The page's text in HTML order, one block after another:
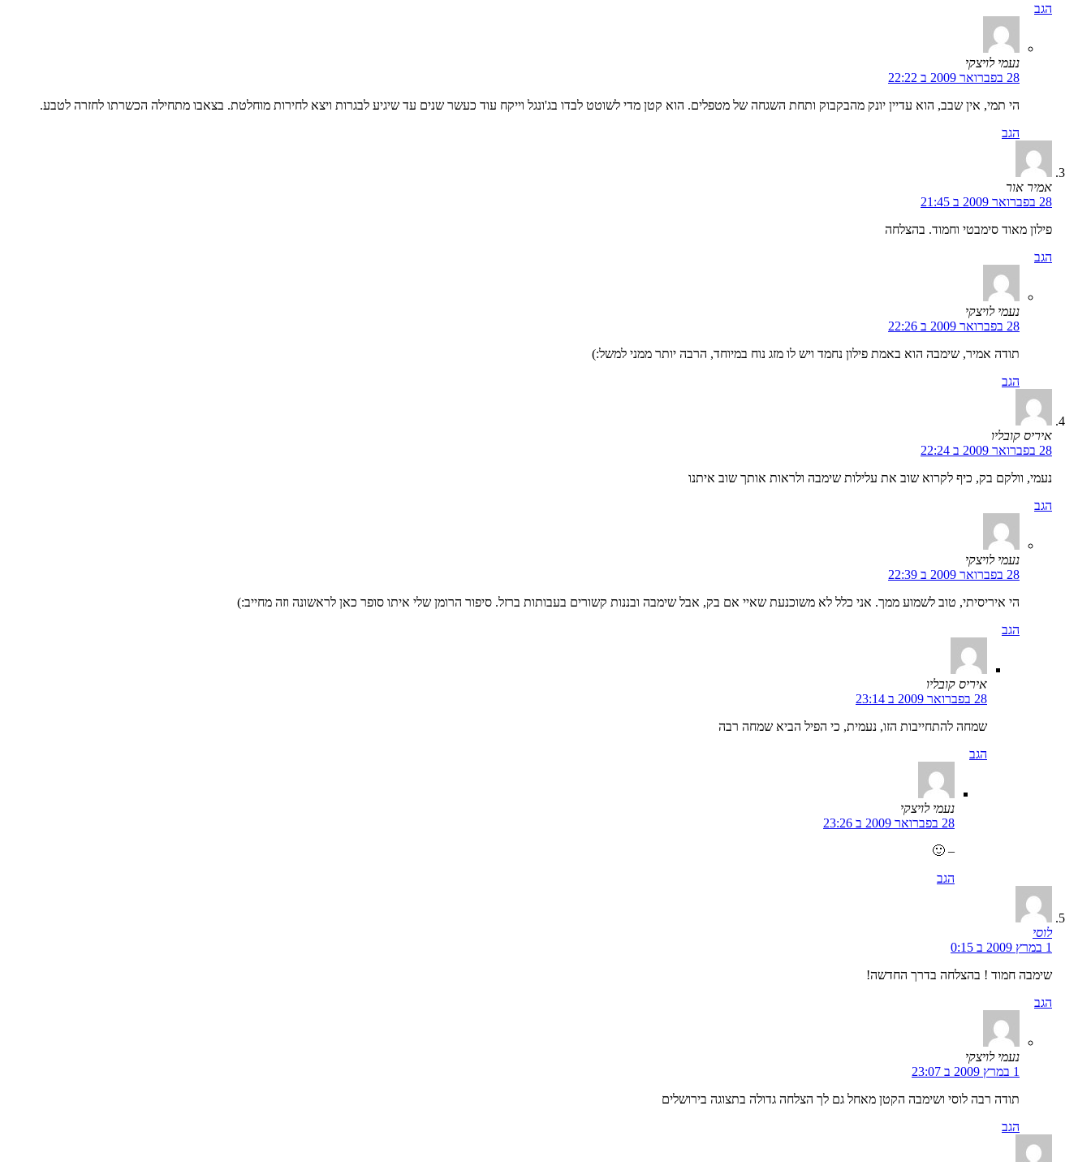
הגב
נעמי לויצקי
28 בפברואר 2009 ב 22:22
הי תמי, אין שבב, הוא עדיין יונק מהבקבוק ותחת השגחה של מטפלים. הוא קטן מדי לשוטט לבדו בג'ונגל וייקח עוד כעשר שנים עד שיגיע לבגרות ויצא לחירות מוחלטת. בצאבו מתחילה הכשרתו לחזרה לטבע.
הגב
אמיר אור
28 בפברואר 2009 ב 21:45
פילון מאוד סימבטי וחמוד. בהצלחה
הגב
נעמי לויצקי
28 בפברואר 2009 ב 22:26
תודה אמיר, שימבה הוא באמת פילון נחמד ויש לו מזג נוח במיוחד, הרבה יותר ממני למשל:)
הגב
איריס קובליו
28 בפברואר 2009 ב 22:24
נעמי, וולקם בק, כיף לקרוא שוב את עלילות שימבה ולראות אותך שוב איתנו
הגב
נעמי לויצקי
28 בפברואר 2009 ב 22:39
הי איריסיתי, טוב לשמוע ממך. אני כלל לא משוכנעת שאיי אם בק, אבל שימבה ובננות קשורים בעבותות ברזל. סיפור הרומן שלי איתו סופר כאן לראשונה וזה מחייב:)
הגב
איריס קובליו
28 בפברואר 2009 ב 23:14
שמחה להתחייבות הזו, נעמית, כי הפיל הביא שמחה רבה
הגב
נעמי לויצקי
28 בפברואר 2009 ב 23:26
– 🙂
הגב
לוסי
1 במרץ 2009 ב 0:15
שימבה חמוד ! בהצלחה בדרך החדשה!
הגב
נעמי לויצקי
1 במרץ 2009 ב 23:07
תודה רבה לוסי ושימבה הקטן מאחל גם לך הצלחה גדולה בתצוגה בירושלים
הגב